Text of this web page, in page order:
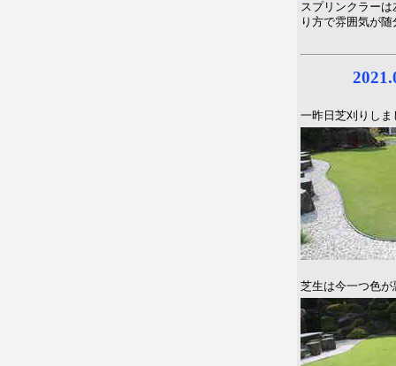
スプリンクラー
り方で雰囲気が
一昨日芝刈りしま
芝生は今一つ色